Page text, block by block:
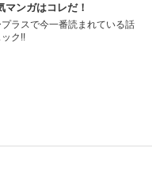
マンガはコレだ！
ラスで今一番読まれている話
ク!!